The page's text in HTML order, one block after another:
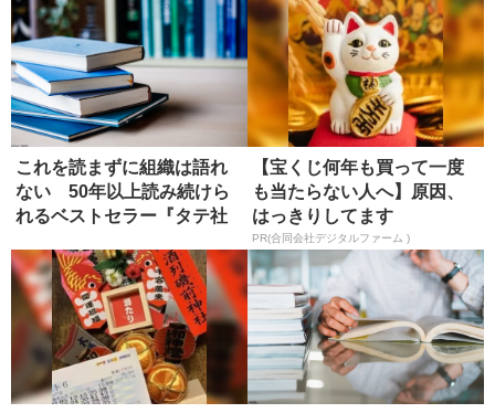
これを読まずに組織は語れ
ない 50年以上読み続けら
れるベストセラー『タテ社
【宝くじ何年も買って一度
も当たらない人へ】原因、
はっきりしてます
PR(合同会社デジタルファーム )